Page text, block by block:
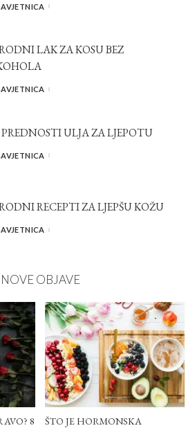
LAK ZA KOSU BEZ
PREDNOSTI ULJA ZA LJEPOTU
RECEPTI ZA LJEPŠU KOŽU
NOVE OBJAVE
8
ŠTO JE HORMONSKA